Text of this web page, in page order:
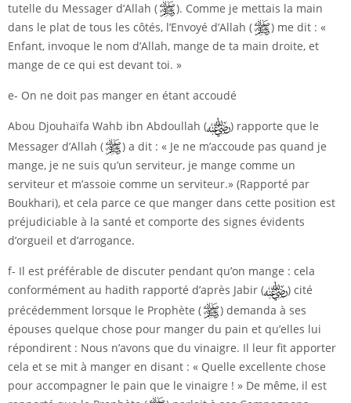
tutelle du Messager d’Allah (
). Comme je mettais la main
dans le plat de tous les côtés, l’Envoyé d’Allah (
) me dit : «
Enfant, invoque le nom d’Allah, mange de ta main droite, et
mange de ce qui est devant toi. »
e- On ne doit pas manger en étant accoudé
Abou Djouhaïfa Wahb ibn Abdoullah (
) rapporte que le
Messager d’Allah (
) a dit : « Je ne m’accoude pas quand je
mange, je ne suis qu’un serviteur, je mange comme un
serviteur et m’assoie comme un serviteur.» (Rapporté par
Boukhari), et cela parce ce que manger dans cette position est
préjudiciable à la santé et comporte des signes évidents
d’orgueil et d’arrogance.
f- Il est préférable de discuter pendant qu’on mange : cela
conformément au hadith rapporté d’après Jabir (
) cité
précédemment lorsque le Prophète (
) demanda à ses
épouses quelque chose pour manger du pain et qu’elles lui
répondirent : Nous n’avons que du vinaigre. Il leur fit apporter
cela et se mit à manger en disant : « Quelle excellente chose
pour accompagner le pain que le vinaigre ! » De même, il est